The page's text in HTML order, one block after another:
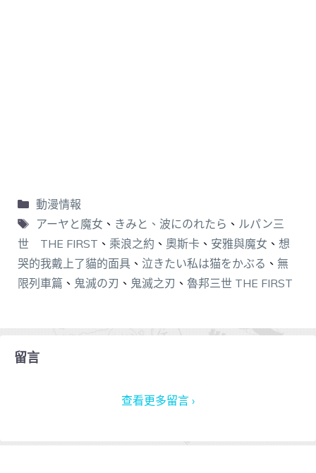
動漫情報
アーヤと魔女 、 きみと、波にのれたら 、 ルパン三
世 THE FIRST 、 乘浪之約 、 奧斯卡 、 安雅與魔女 、 想
哭的我戴上了貓的面具 、 泣きたい私は猫をかぶる 、 無
限列車篇 、 鬼滅の刃 、 鬼滅之刃 、 魯邦三世 THE FIRST
留言
查看更多留言 ›